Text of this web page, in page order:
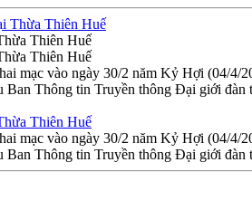
Thiên Huế
Thiên Huế
mạc vào ngày 30/2 năm Kỷ Hợi (04/
Ban Thông tin Truyền thông Đại giới đàn
Thiên Huế
mạc vào ngày 30/2 năm Kỷ Hợi (04/
Ban Thông tin Truyền thông Đại giới đàn